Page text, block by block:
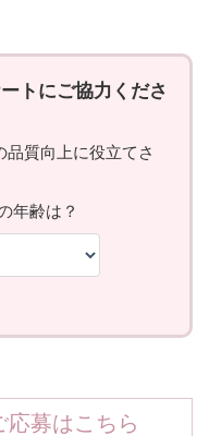
募はこちら